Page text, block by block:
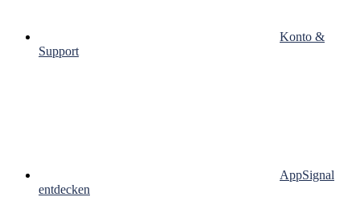
Konto &
Support
AppSignal
entdecken